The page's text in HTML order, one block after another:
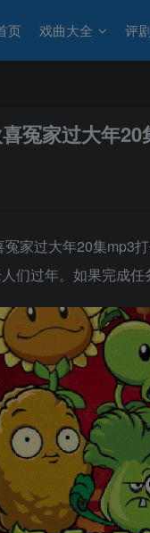
页 戏曲大全 评剧
冤家过大年
家过大年20集mp3
们过年。如果完成